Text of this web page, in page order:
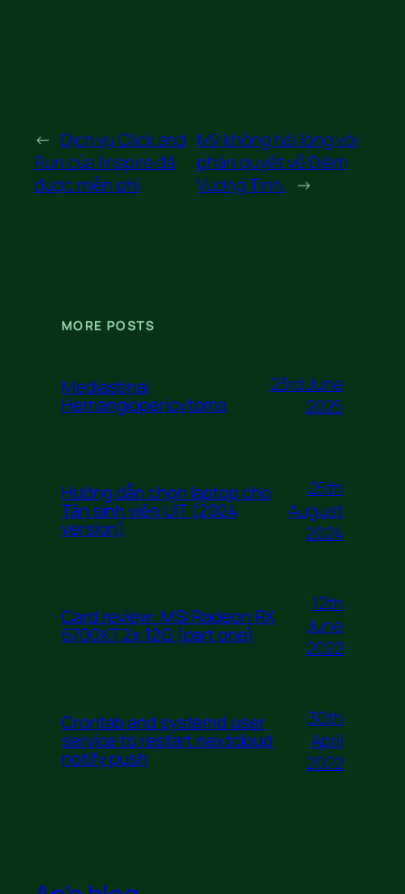
← Dịch vụ Click and
Run của linspire đã
được miễn phí
Mỹ không hài lòng vói
phán quyết về Diêm
Vương Tinh. →
MORE POSTS
Mediastinal
Hemangiopericytoma
23rd June
2025
Hướng dẫn chọn laptop cho
Tân sinh viên UIT (2024
version)
25th
August
2024
Card review: MSI Radeon RX
6700XT 2x 12G (part one)
12th
June
2022
Crontab and systemd user
service to restart nextcloud
notify push
30th
April
2022